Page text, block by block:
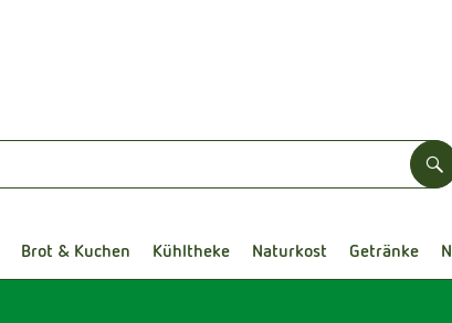
Brot & Kuchen Kühltheke Naturkost Getränke